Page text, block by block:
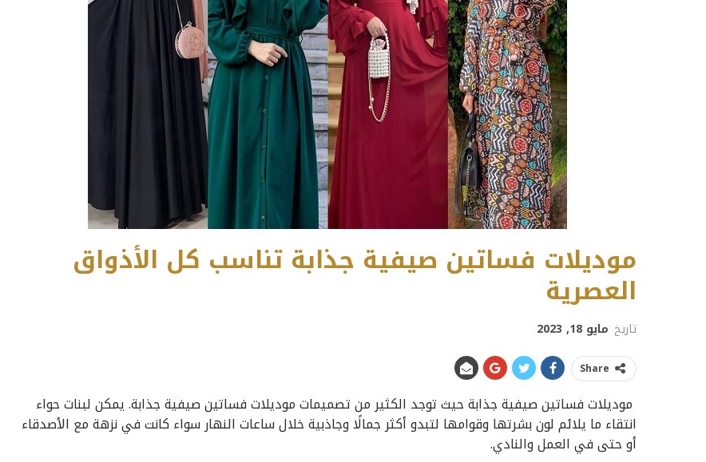
موديلات فساتين صيفية جذابة تناسب كل الأذواق
العصرية
تاريخ مايو 18, 2023
Share
موديلات فساتين صيفية جذابة حيث توجد الكثير من تصميمات موديلات فساتين صيفية جذابة. يمكن لبنات حواء
انتقاء ما يلائم لون بشرتها وقوامها لتبدو أكثر جمالًا وجاذبية خلال ساعات النهار سواء كانت في نزهة مع الأصدقاء
أو حتى في العمل والنادي.